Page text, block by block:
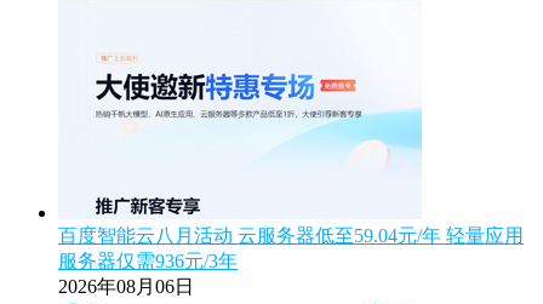
百度智能云八月活动 云服务器低至59.04元/年 轻量应用
服务器仅需936元/3年
2026年08月06日